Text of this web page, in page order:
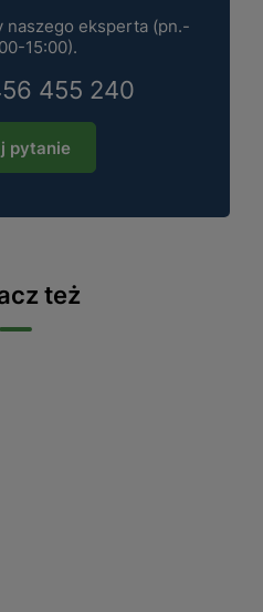
naszego eksperta (pn.-
15:00).
455 240
pytanie
też